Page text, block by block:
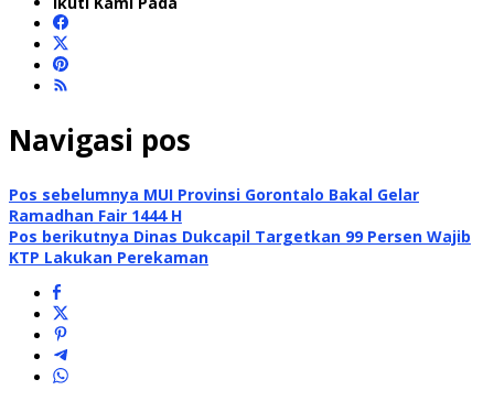
Navigasi pos
Pos sebelumnya MUI Provinsi Gorontalo Bakal Gelar
Ramadhan Fair 1444 H
Pos berikutnya Dinas Dukcapil Targetkan 99 Persen Wajib
KTP Lakukan Perekaman